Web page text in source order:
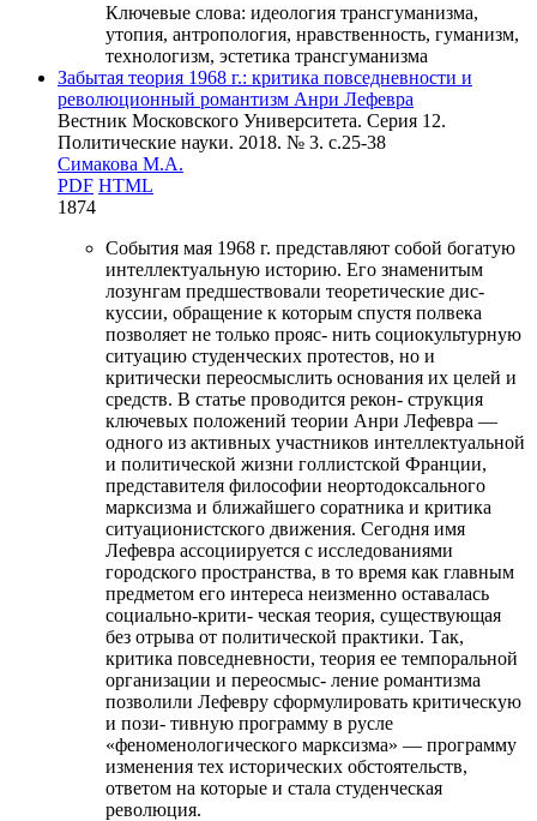
Ключевые слова: идеология трансгуманизма,
утопия, антропология, нравственность, гуманизм,
технологизм, эстетика трансгуманизма
Забытая теория 1968 г.: критика повседневности и
революционный романтизм Анри Лефевра
Вестник Московского Университета. Серия 12.
Политические науки. 2018. № 3. c.25-38
Симакова М.А.
PDF HTML
1874
События мая 1968 г. представляют собой богатую
интеллектуальную историю. Его знаменитым
лозунгам предшествовали теоретические дис-
куссии, обращение к которым спустя полвека
позволяет не только прояс- нить социокультурную
ситуацию студенческих протестов, но и
критически переосмыслить основания их целей и
средств. В статье проводится рекон- струкция
ключевых положений теории Анри Лефевра —
одного из активных участников интеллектуальной
и политической жизни голлистской Франции,
представителя философии неортодоксального
марксизма и ближайшего соратника и критика
ситуационистского движения. Сегодня имя
Лефевра ассоциируется с исследованиями
городского пространства, в то время как главным
предметом его интереса неизменно оставалась
социально-крити- ческая теория, существующая
без отрыва от политической практики. Так,
критика повседневности, теория ее темпоральной
организации и переосмыс- ление романтизма
позволили Лефевру сформулировать критическую
и пози- тивную программу в русле
«феноменологического марксизма» — программу
изменения тех исторических обстоятельств,
ответом на которые и стала студенческая
революция.